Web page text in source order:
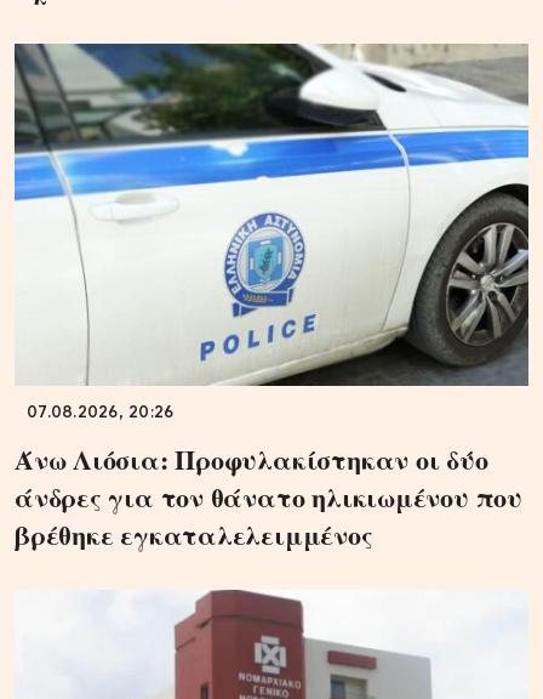
07.08.2026, 20:26
Άνω Λιόσια: Προφυλακίστηκαν οι δύο
άνδρες για τον θάνατο ηλικιωμένου που
βρέθηκε εγκαταλελειμμένος